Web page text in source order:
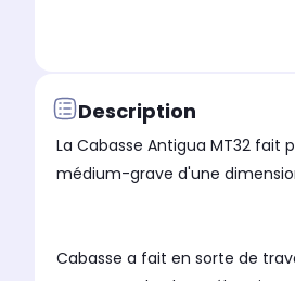
Description
La Cabasse Antigua MT32 fait
médium-grave d'une
Cabasse a fait en sorte de